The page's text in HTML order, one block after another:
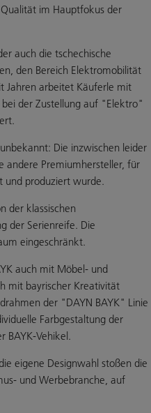
im Hauptfokus der
auch die tschechische
den Bereich Elektromobilität
Jahren arbeitet Käuferle mit
der Zustellung auf "Elektro"
Die inzwischen leider
andere Premiumhersteller, für
und produziert wurde.
der klassischen
der Serienreife. Die
eingeschränkt.
auch mit Möbel- und
mit bayrischer Kreativität
der "DAYN BAYK" Linie
Farbgestaltung der
BAYK-Vehikel.
eigene Designwahl stoßen die
und Werbebranche, auf